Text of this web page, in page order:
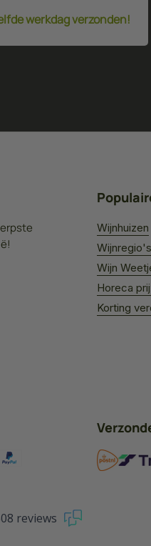
werkdag verzonden!
Wijnhuizen
Wijnregio's
Wijn
Horeca
Korting
reviews